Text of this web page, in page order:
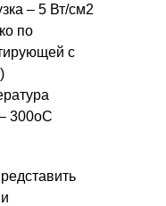
– 5 Вт/см2
по
с
300оС